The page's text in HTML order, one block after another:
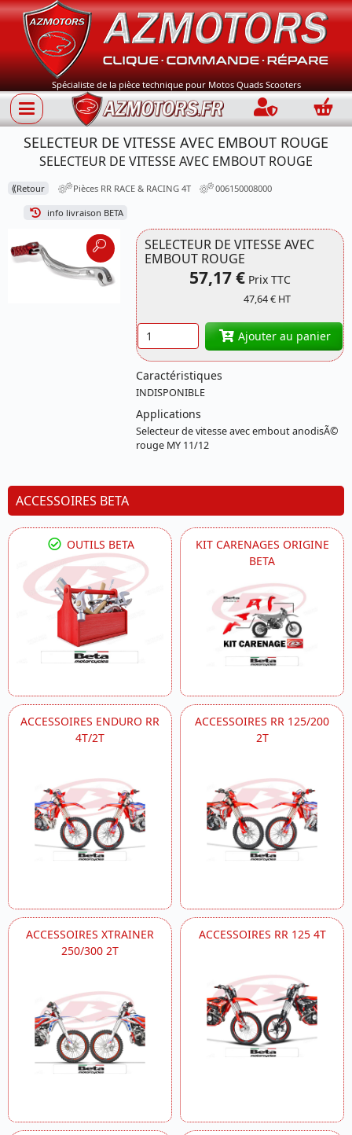
Spécialiste de la pièce technique pour Motos Quads Scooters
Connection
SELECTEUR DE VITESSE AVEC EMBOUT ROUGE
SELECTEUR DE VITESSE AVEC EMBOUT ROUGE
⟪Retour Pièces RR RACE & RACING 4T 006150008000
info livraison BETA
SELECTEUR DE VITESSE AVEC
EMBOUT ROUGE
57,17 €Prix TTC
47,64 € HT
Quantité Ajouter au panier
Caractéristiques
INDISPONIBLE
Applications
Selecteur de vitesse avec embout anodisÃ©
rouge MY 11/12
ACCESSOIRES BETA
OUTILS BETA
KIT CARENAGES ORIGINE
BETA
ACCESSOIRES ENDURO RR
4T/2T
ACCESSOIRES RR 125/200
2T
ACCESSOIRES XTRAINER
250/300 2T
ACCESSOIRES RR 125 4T